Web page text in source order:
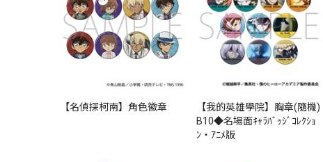
【名偵探柯南】角色徽章
【我的英雄學院】胸章(隨機)
B10◆名場面ｷｬﾗﾊﾞｯｼﾞｺﾚｸｼｮ
ﾝ・ｱﾆﾒ版